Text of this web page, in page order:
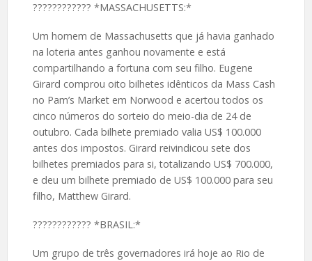
????️???????? *MASSACHUSETTS:*
Um homem de Massachusetts que já havia ganhado
na loteria antes ganhou novamente e está
compartilhando a fortuna com seu filho. Eugene
Girard comprou oito bilhetes idênticos da Mass Cash
no Pam’s Market em Norwood e acertou todos os
cinco números do sorteio do meio-dia de 24 de
outubro. Cada bilhete premiado valia US$ 100.000
antes dos impostos. Girard reivindicou sete dos
bilhetes premiados para si, totalizando US$ 700.000,
e deu um bilhete premiado de US$ 100.000 para seu
filho, Matthew Girard.
????️???????? *BRASIL:*
Um grupo de três governadores irá hoje ao Rio de